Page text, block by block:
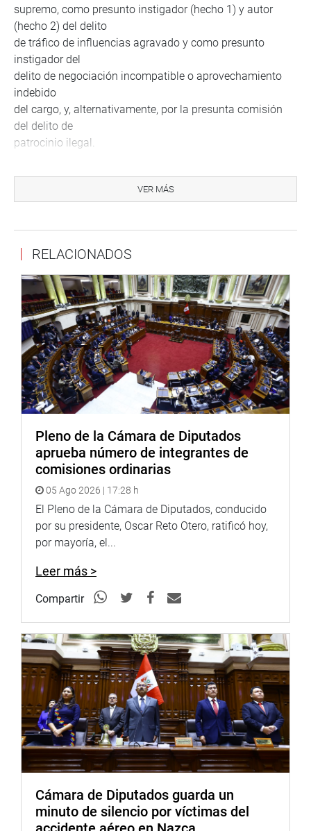
supremo, como presunto instigador (hecho 1) y autor
(hecho 2) del delito
de tráfico de influencias agravado y como presunto
instigador del
delito de negociación incompatible o aprovechamiento
indebido
del cargo, y, alternativamente, por la presunta comisión
del delito de
patrocinio ilegal.
modificar la Ley 31405, Ley que promueve la protección y
desarrollo integral de las niñas, niños y adolescentes que
se encuentran en situación de orfandad, a fin de optimizar
el otorgamiento de la asistencia económica.
También el dictamen de los PL 3508, 3614 y 4019, que
propone modificar la Ley 29973, Ley General de la
Persona con Discapacidad, para facilitar el acceso
preferente de las personas con discapacidad a una
vivienda digna, y el dictamen de los PL 2228 y 5520 que
para la protección de la salud de las personas con
diagnóstico de epilepsia, entre otros.
También pasó la Orden del Día el Informe Final de la
Comisión de Ética Parlamentaria que declara fundada la
denuncia contra la congresista María del
Pilar Cordero Jon Tay, por la supuesta vulneración del
Código de Ética Parlamentaria
Se recomienda la sanción de suspensión en el ejercicio
del cargo y el descuento de sus haberes de 120 días de
legislatura.
SEMANA DE REPRESENTACIÓN
El titular del Parlamento, Alejandro Soto, anunció que en
este mes de noviembre no habrá Semana de
Representación por el debate de la Ley de Presupuesto del
Sector Público para el Año Fiscal 2024 y por la carga
legislativa.
OFICINA DE COMUNICACIONES E IMAGEN
VER MÁS
RELACIONADOS
Pleno de la Cámara de Diputados
aprueba número de integrantes de
comisiones ordinarias
05 Ago 2026 | 17:28 h
El Pleno de la Cámara de Diputados, conducido
por su presidente, Oscar Reto Otero, ratificó hoy,
por mayoría, el...
Leer más >
Compartir
Cámara de Diputados guarda un
minuto de silencio por víctimas del